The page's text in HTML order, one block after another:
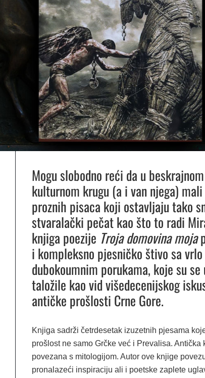
Mogu slobodno reći da u
kulturnom krugu (a i van njega)
proznih pisaca koji ostavljaju tako
stvaralački pečat kao što to radi
knjiga poezije Troja domovinamoja
i kompleksno pjesničko štivo sa
dubokoumnim porukama, koje su
taložile kao vid višedecenijskog
antičke prošlosti Crne Gore.
Knjiga sadrži četrdesetak izuzetnih pjesama
prošlost ne samo Grčke već i Prevalisa.
povezana s mitologijom. Autor ove knjige
pronalazeći inspiraciju ali i poetske zaplete